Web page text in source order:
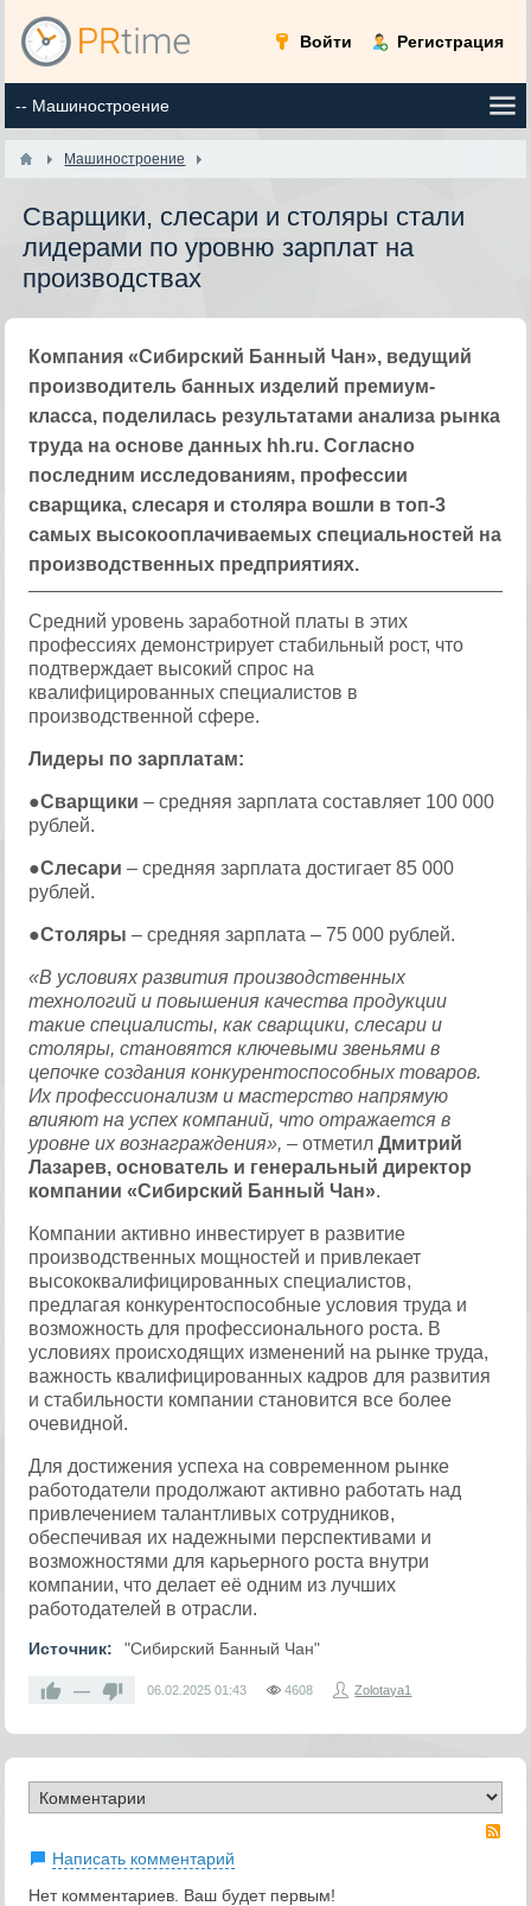
Войти Регистрация
Машиностроение
Сварщики, слесари и столяры стали
лидерами по уровню зарплат на
производствах
Компания «Сибирский Банный Чан», ведущий
производитель банных изделий премиум-
класса, поделилась результатами анализа рынка
труда на основе данных hh.ru. Согласно
последним исследованиям, профессии
сварщика, слесаря и столяра вошли в топ-3
самых высокооплачиваемых специальностей на
производственных предприятиях.
Средний уровень заработной платы в этих
профессиях демонстрирует стабильный рост, что
подтверждает высокий спрос на
квалифицированных специалистов в
производственной сфере.
Лидеры по зарплатам:
●Сварщики – средняя зарплата составляет 100 000
рублей.
●Слесари – средняя зарплата достигает 85 000
рублей.
●Столяры – средняя зарплата – 75 000 рублей.
«В условиях развития производственных
технологий и повышения качества продукции
такие специалисты, как сварщики, слесари и
столяры, становятся ключевыми звеньями в
цепочке создания конкурентоспособных товаров.
Их профессионализм и мастерство напрямую
влияют на успех компаний, что отражается в
уровне их вознаграждения», – отметилДмитрий
Лазарев, основатель и генеральный директор
компании «Сибирский Банный Чан».
Компании активно инвестирует в развитие
производственных мощностей и привлекает
высококвалифицированных специалистов,
предлагая конкурентоспособные условия труда и
возможность для профессионального роста. В
условиях происходящих изменений на рынке труда,
важность квалифицированных кадров для развития
и стабильности компании становится все более
очевидной.
Для достижения успеха на современном рынке
работодатели продолжают активно работать над
привлечением талантливых сотрудников,
обеспечивая их надежными перспективами и
возможностями для карьерного роста внутри
компании, что делает её одним из лучших
работодателей в отрасли.
Источник: "Сибирский Банный Чан"
— 06.02.2025 01:43 4608 Zolotaya1
Написать комментарий
Нет комментариев. Ваш будет первым!